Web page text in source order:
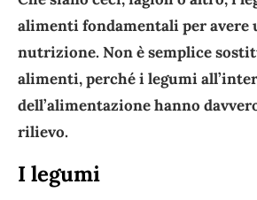
alimenti fondamentali per avere
nutrizione. Non è semplice
alimenti, perché i legumi
dell’alimentazione hanno
rilievo.
I legumi